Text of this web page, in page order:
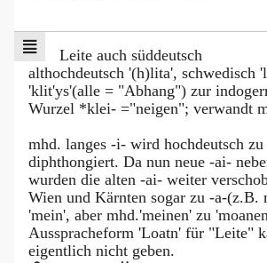
Leite auch süddeutsch
althochdeutsch '(h)lita', schwedisch
'klit'ys'(alle = "Abhang") zur
Wurzel *klei- ="neigen"; verwandt
mhd. langes -i- wird hochdeutsch
diphthongiert. Da nun neue -ai-
wurden die alten -ai- weiter
Wien und Kärnten sogar zu -a-(z.B.
'mein', aber mhd.'meinen' zu
Ausspracheform 'Loatn' für "Leite"
eigentlich nicht geben.